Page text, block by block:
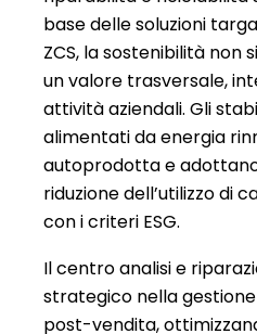
base delle soluzioni
ZCS, la sostenibilità non
un valore trasversale,
attività aziendali. Gli
alimentati da energia
autoprodotta e
riduzione dell’utilizzo di
con i criteri ESG.
Il centro analisi e
strategico nella
post-vendita,